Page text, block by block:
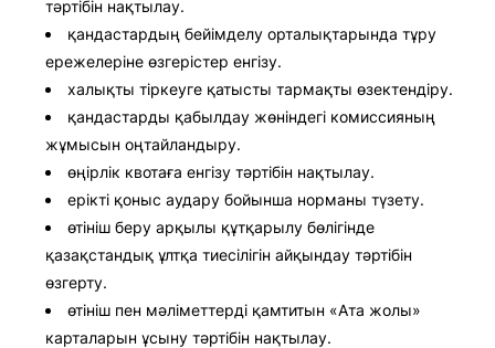
тәртібін нақтылау.
қандастардың бейімделу орталықтарында тұру
ережелеріне өзгерістер енгізу.
халықты тіркеуге қатысты тармақты өзектендіру.
қандастарды қабылдау жөніндегі комиссияның
жұмысын оңтайландыру.
өңірлік квотаға енгізу тәртібін нақтылау.
ерікті қоныс аудару бойынша норманы түзету.
өтініш беру арқылы құтқарылу бөлігінде
қазақстандық ұлтқа тиесілігін айқындау тәртібін
өзгерту.
өтініш пен мәліметтерді қамтитын «Ата жолы»
карталарын ұсыну тәртібін нақтылау.